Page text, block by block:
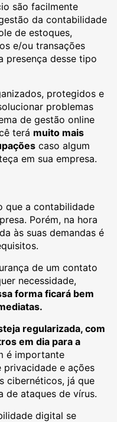
são facilmente
da contabilidade
de estoques,
e/ou transações
presença desse tipo
protegidos e
problemas
de gestão online
terá muito mais
caso algum
em sua empresa.
que a contabilidade
Porém, na hora
às suas demandas é
de um contato
necessidade,
forma ficará bem
regularizada, com
em dia para a
é importante
privacidade e ações
cibernéticos, já que
de ataques de vírus.
digital se